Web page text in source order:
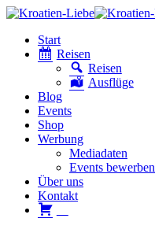
Start
Reisen
Reisen
Ausflüge
Blog
Events
Shop
Werbung
Mediadaten
Events bewerben
Über uns
Kontakt